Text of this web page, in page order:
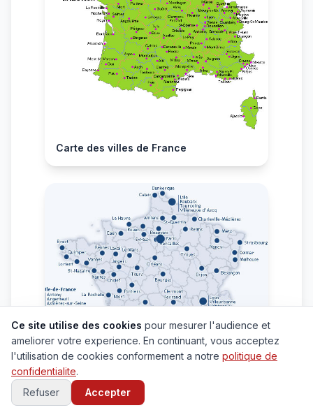
Carte des villes de France
Ce site utilise des cookies pour mesurer l'audience et
ameliorer votre experience. En continuant, vous acceptez
l'utilisation de cookies conformement a notre politique de
confidentialite.
Refuser
Accepter